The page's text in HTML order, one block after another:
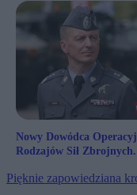
Nowy Dowódca
Rodzajów Sił Zbrojnych.
Pięknie zapowiedziana